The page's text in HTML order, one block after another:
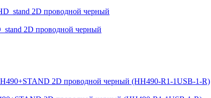
2D проводной черный